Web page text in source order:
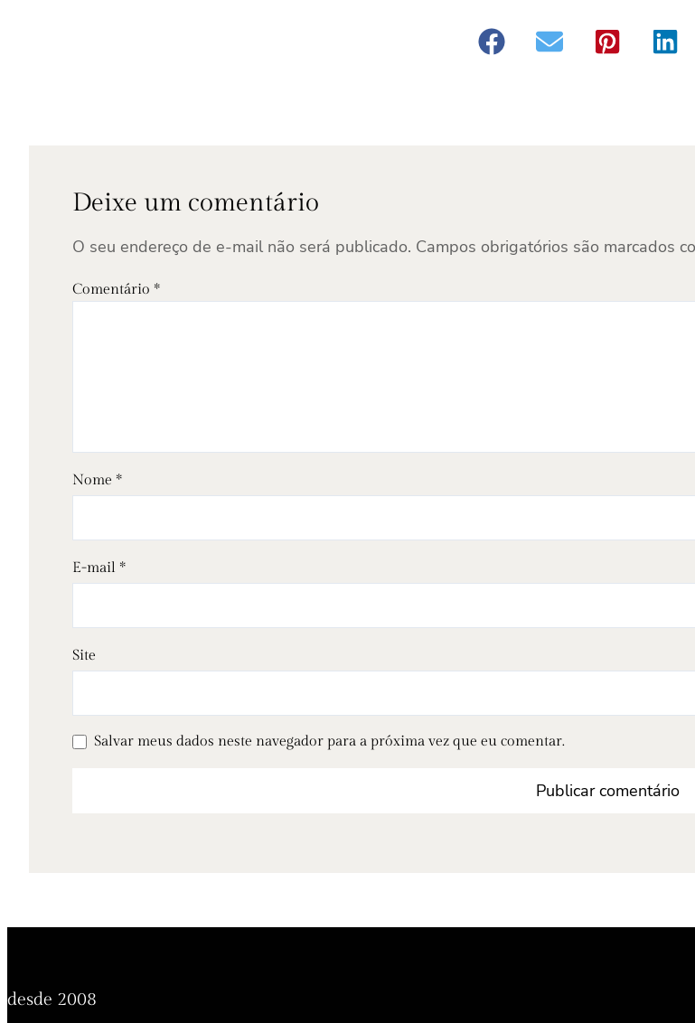
Deixe um comentário
O seu endereço de e-mail não será publicado. Campos obrigatórios são marcados
Comentário *
Nome *
E-mail *
Site
Salvar meus dados neste navegador para a próxima vez que eu comentar.
desde 2008